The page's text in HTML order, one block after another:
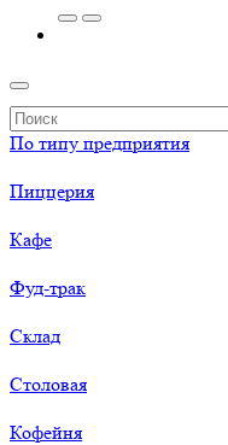
По типу предприятия
Пиццерия
Кафе
Фуд-трак
Склад
Столовая
Кофейня